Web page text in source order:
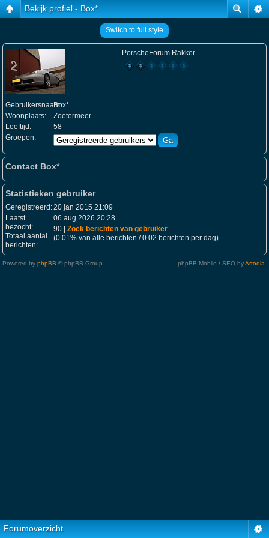
Bekijk profiel - Box*
Switch to full style
PorscheForum Rakker
Gebruikersnaam:Box*
Woonplaats:
Zoetermeer
Leeftijd:
58
Groepen:
Contact Box*
Statistieken gebruiker
Geregistreerd:20 jan 2015 21:09
Laatst
bezocht:
06 aug 2026 20:28
Totaal aantal
berichten:
90 | Zoek berichten van gebruiker
(0.01% van alle berichten / 0.02 berichten per dag)
Powered by phpBB © phpBB Group. phpBB Mobile / SEO byArtodia
Forumoverzicht